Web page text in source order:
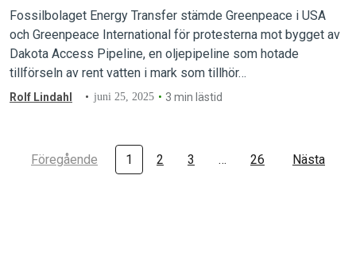
Fossilbolaget Energy Transfer stämde Greenpeace i USA
och Greenpeace International för protesterna mot bygget av
Dakota Access Pipeline, en oljepipeline som hotade
tillförseln av rent vatten i mark som tillhör…
Rolf Lindahl juni 25, 2025 3 min lästid
Föregående 1 2 3 … 26 Nästa